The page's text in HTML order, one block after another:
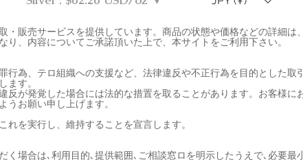
販売サービスを提供しています。商品の状態や価格などの詳細は
、内容についてご承諾頂いた上で、本サイトをご利用下さい。
為、テロ組織への支援など、法律違反や不正行為を目的とした取
ます。
が発覚した場合には法的な措置を取ることがあります。お客様に
うお願い申し上げます。
を実行し、維持することを宣言します。
場合は､利用目的､提供範囲､ご相談窓ロを明示したうえで､必要最